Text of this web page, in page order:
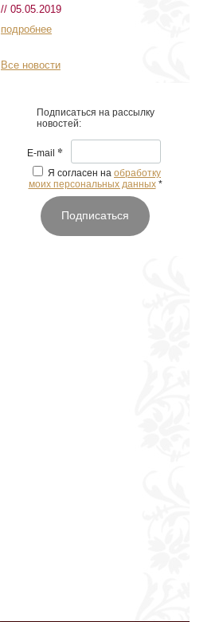
// 05.05.2019
подробнее
Все новости
Подписаться на рассылку
новостей:
E-mail *
Я согласен на обработку
моих персональных данных *
Подписаться